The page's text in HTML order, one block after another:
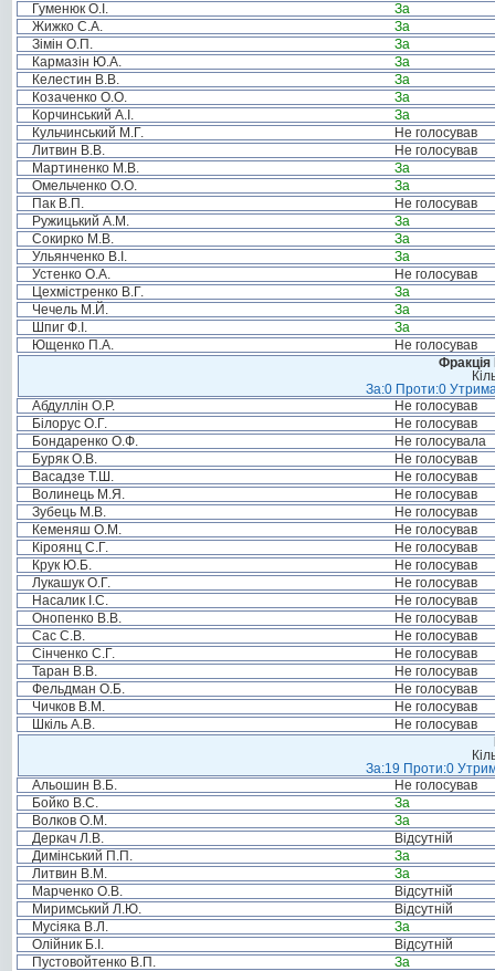
Гуменюк О.І.
За
Жижко С.А.
За
Зімін О.П.
За
Кармазін Ю.А.
За
Келестин В.В.
За
Козаченко О.О.
За
Корчинський А.І.
За
Кульчинський М.Г.
Не голосував
Литвин В.В.
Не голосував
Мартиненко М.В.
За
Омельченко О.О.
За
Пак В.П.
Не голосував
Ружицький А.М.
За
Сокирко М.В.
За
Ульянченко В.І.
За
Устенко О.А.
Не голосував
Цехмістренко В.Г.
За
Чечель М.Й.
За
Шпиг Ф.І.
За
Ющенко П.А.
Не голосував
За:0 Проти:0
Абдуллін О.Р.
Не голосував
Білорус О.Г.
Не голосував
Бондаренко О.Ф.
Не голосувала
Буряк О.В.
Не голосував
Васадзе Т.Ш.
Не голосував
Волинець М.Я.
Не голосував
Зубець М.В.
Не голосував
Кеменяш О.М.
Не голосував
Кіроянц С.Г.
Не голосував
Крук Ю.Б.
Не голосував
Лукашук О.Г.
Не голосував
Насалик І.С.
Не голосував
Онопенко В.В.
Не голосував
Сас С.В.
Не голосував
Сінченко С.Г.
Не голосував
Таран В.В.
Не голосував
Фельдман О.Б.
Не голосував
Чичков В.М.
Не голосував
Шкіль А.В.
Не голосував
За:19 Проти:0
Альошин В.Б.
Не голосував
Бойко В.С.
За
Волков О.М.
За
Деркач Л.В.
Відсутній
Димінський П.П.
За
Литвин В.М.
За
Марченко О.В.
Відсутній
Миримський Л.Ю.
Відсутній
Мусіяка В.Л.
За
Олійник Б.І.
Відсутній
Пустовойтенко В.П.
За